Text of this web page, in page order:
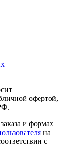
офертой,
и формах
на
с